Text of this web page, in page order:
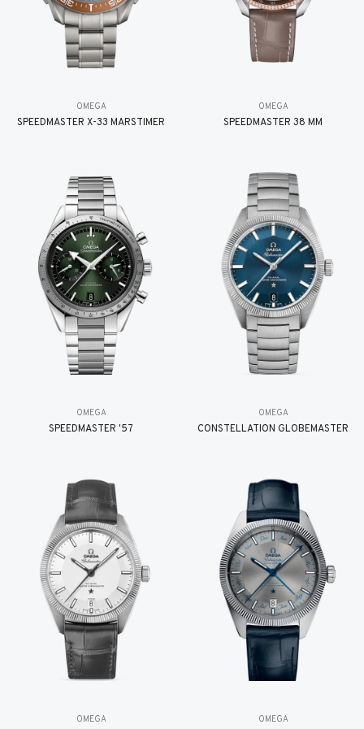
OMEGA
SPEEDMASTER X-33 MARSTIMER
OMEGA
SPEEDMASTER 38 MM
OMEGA
SPEEDMASTER '57
OMEGA
CONSTELLATION GLOBEMASTER
OMEGA OMEGA